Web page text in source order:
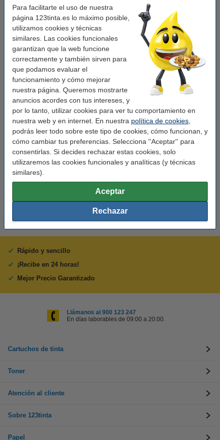
Para facilitarte el uso de nuestra
página 123tinta.es lo máximo posible,
utilizamos cookies y técnicas
similares. Las cookies funcionales
garantizan que la web funcione
correctamente y también sirven para
que podamos evaluar el
funcionamiento y cómo mejorar
nuestra página. Queremos mostrarte
anuncios acordes con tus intereses, y
por lo tanto, utilizar cookies para ver tu comportamiento en
nuestra web y en internet. En nuestra política de cookies
podrás leer todo sobre este tipo de cookies, cómo funcionan, y
cómo cambiar tus preferencias. Selecciona ''Aceptar'' para
consentirlas. Si decides rechazar estas cookies, solo
utilizaremos las cookies funcionales y analíticas (y técnicas
similares).
Aceptar
Rechazar
Una historia mágica sobre curiosidad, aventura y descubrimiento.
Ilustraciones coloridas que acompañan la narrativa y despiertan la
imaginación.
Recomendado a partir de 6 años.
¡Sumérgete en la aventura de Marilina y descubre un mundo lleno de magia
y sorpresas!
Características
Año: A partir de 6 años
Rápido y sencillo
¡Recibe en 24 horas!
Mejor Precio Garantizado
Llámanos al 900 123 247
En días laborables de 09:00 a 20:00.
Cartuchos de tinta
Toner
Atención al cliente
Sobre 123tinta
Papel